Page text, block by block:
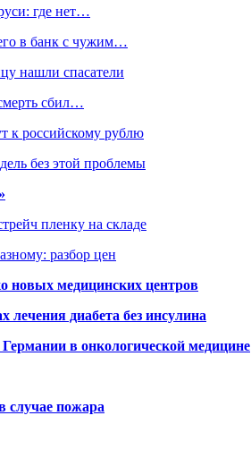
где нет…
в банк с чужим…
нашли спасатели
сбил…
к российскому рублю
без этой проблемы
пленку на складе
разбор цен
новых медицинских центров
лечения диабета без инсулина
в онкологической медицине
случае пожара